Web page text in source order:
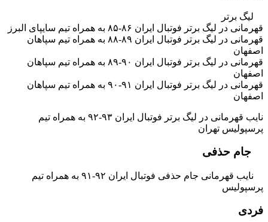
لیگ برتر
قهرمانی در لیگ برتر فوتبال ایران ۸۶-۸۵ به همراه تیم سایپای البرز
قهرمانی در لیگ برتر فوتبال ایران ۸۹-۸۸ به همراه تیم سپاهان
اصفهان
قهرمانی در لیگ برتر فوتبال ایران ۹۰-۸۹ به همراه تیم سپاهان
اصفهان
قهرمانی در لیگ برتر فوتبال ایران ۹۱-۹۰ به همراه تیم سپاهان
اصفهان
نایب قهرمانی در لیگ برتر فوتبال ایران ۹۳-۹۲ به همراه تیم
پرسپولیس تهران
جام حذفی
نایب قهرمانی جام حذفی فوتبال ایران ۹۲-۹۱ به همراه تیم
پرسپولیس
فردی